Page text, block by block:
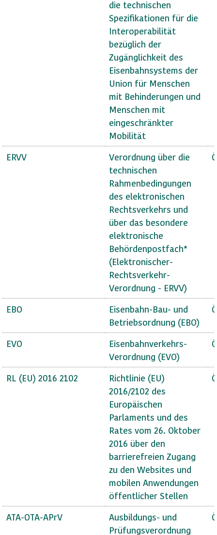
die technischen
Spezifikationen für die
Interoperabilität
bezüglich der
Zugänglichkeit des
Eisenbahnsystems der
Union für Menschen
mit Behinderungen und
Menschen mit
eingeschränkter
Mobilität
ERVV
Verordnung über die
technischen
Rahmenbedingungen
des elektronischen
Rechtsverkehrs und
über das besondere
elektronische
Behördenpostfach*
(Elektronischer-
Rechtsverkehr-
Verordnung - ERVV)
EBO
Eisenbahn-Bau- und
Betriebsordnung (EBO)
EVO
Eisenbahnverkehrs-
Verordnung (EVO)
RL (EU) 2016 2102
Richtlinie (EU)
2016/2102 des
Europäischen
Parlaments und des
Rates vom 26. Oktober
2016 über den
barrierefreien Zugang
zu den Websites und
mobilen Anwendungen
öffentlicher Stellen
ATA-OTA-APrV
Ausbildungs- und
Prüfungsverordnung